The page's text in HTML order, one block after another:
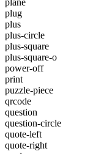
plane
plug
plus
plus-circle
plus-square
plus-square-o
power-off
print
puzzle-piece
qrcode
question
question-circle
quote-left
quote-right